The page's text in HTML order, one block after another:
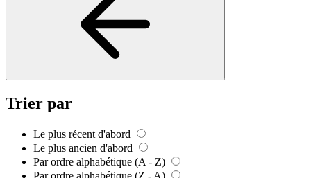
Trier par
Le plus récent d'abord
Le plus ancien d'abord
Par ordre alphabétique (A - Z)
Par ordre alphabétique (Z - A)